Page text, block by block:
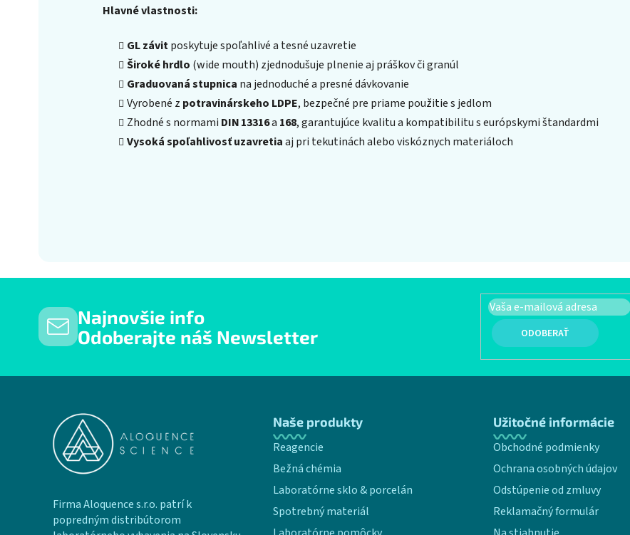
Hlavné vlastnosti:
GL závitposkytuje spoľahlivé a tesné uzavretie
Široké hrdlo (wide mouth) zjednodušuje plnenie aj práškov či granúl
Graduovaná stupnica na jednoduché a presné dávkovanie
Vyrobené z potravinárskeho LDPE, bezpečné pre priame použitie s jedlom
Zhodné s normami DIN 13316a 168, garantujúce kvalitu a kompatibilitu s európskymi štandardmi
Vysoká spoľahlivosť uzavretiaaj pri tekutinách alebo viskóznych materiáloch
Najnovšie info
Odoberajte náš Newsletter
PRIHLÁSIŤ SA
Firma Aloquence s.r.o. patrí k
popredným distribútorom
Naše produkty
Reagencie
Bežná chémia
Laboratórne sklo & porcelán
Spotrebný materiál
Užitočné informácie
Obchodné podmienky
Ochrana osobných údajov
Odstúpenie od zmluvy
Reklamačný formulár